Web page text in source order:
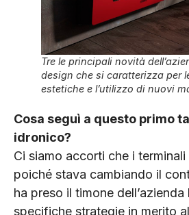
Tre le principali novità
design che si caratterizza per
estetiche e l’utilizzo di nuovi
Cosa seguì a questo primo
idronico?
Ci siamo accorti che i
poiché stava cambiando il
ha preso il timone
specifiche strategie in merito